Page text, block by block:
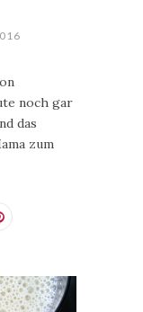
noch gar
das
zum